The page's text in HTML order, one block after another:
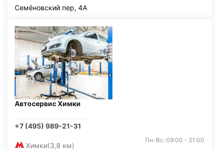
Семёновский пер, 4А
Автосервис Химки
+7 (495) 989-21-31
Химки(3,8 км)
Пн-Вс: 09:00 - 21:00